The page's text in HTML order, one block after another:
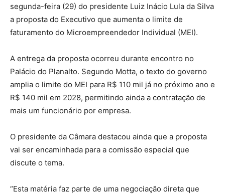
segunda-feira (29) do presidente Luiz Inácio Lula da Silva
a proposta do Executivo que aumenta o limite de
faturamento do Microempreendedor Individual (MEI).
A entrega da proposta ocorreu durante encontro no
Palácio do Planalto. Segundo Motta, o texto do governo
amplia o limite do MEI para R$ 110 mil já no próximo ano e
R$ 140 mil em 2028, permitindo ainda a contratação de
mais um funcionário por empresa.
O presidente da Câmara destacou ainda que a proposta
vai ser encaminhada para a comissão especial que
discute o tema.
“Esta matéria faz parte de uma negociação direta que